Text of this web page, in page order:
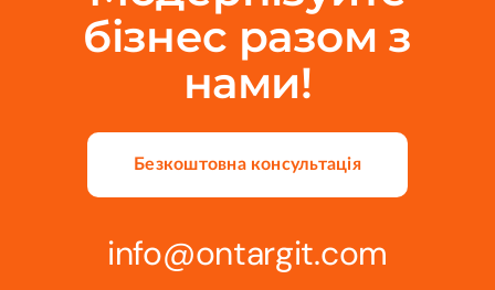
бізнес разом з
нами!
Безкоштовна консультація
info@ontargit.com